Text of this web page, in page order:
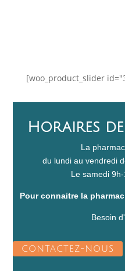
[woo_product_slider
Horaires
La
du lundi au vendredi
Le samedi
Pour connaitre la
Besoin
CONTACTEZ-NOUS